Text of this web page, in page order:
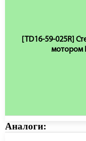
[TD16-59-025R]
мотором
Аналоги: